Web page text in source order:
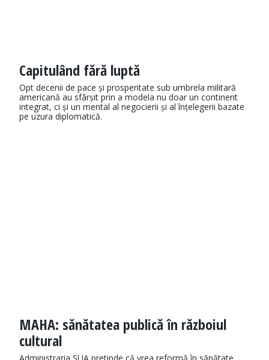
Capitulând fără luptă
Opt decenii de pace și prosperitate sub umbrela militară
americană au sfârșit prin a modela nu doar un continent
integrat, ci și un mental al negocierii și al înțelegerii bazate
pe uzura diplomatică.
MAHA: sănătatea publică în războiul
cultural